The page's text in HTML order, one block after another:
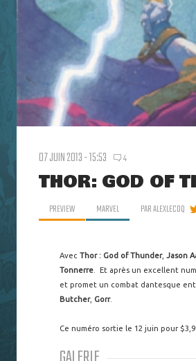
07 JUIN 2013 - 15:53 4
THOR: GOD OF
PREVIEW MARVEL PARALEXLECOQ
Avec Thor : God of Thunder, Jason
Tonnerre . Et après un excellent
et promet un combat dantesque
Butcher, Gorr.
Ce numéro sortie le 12 juin pour